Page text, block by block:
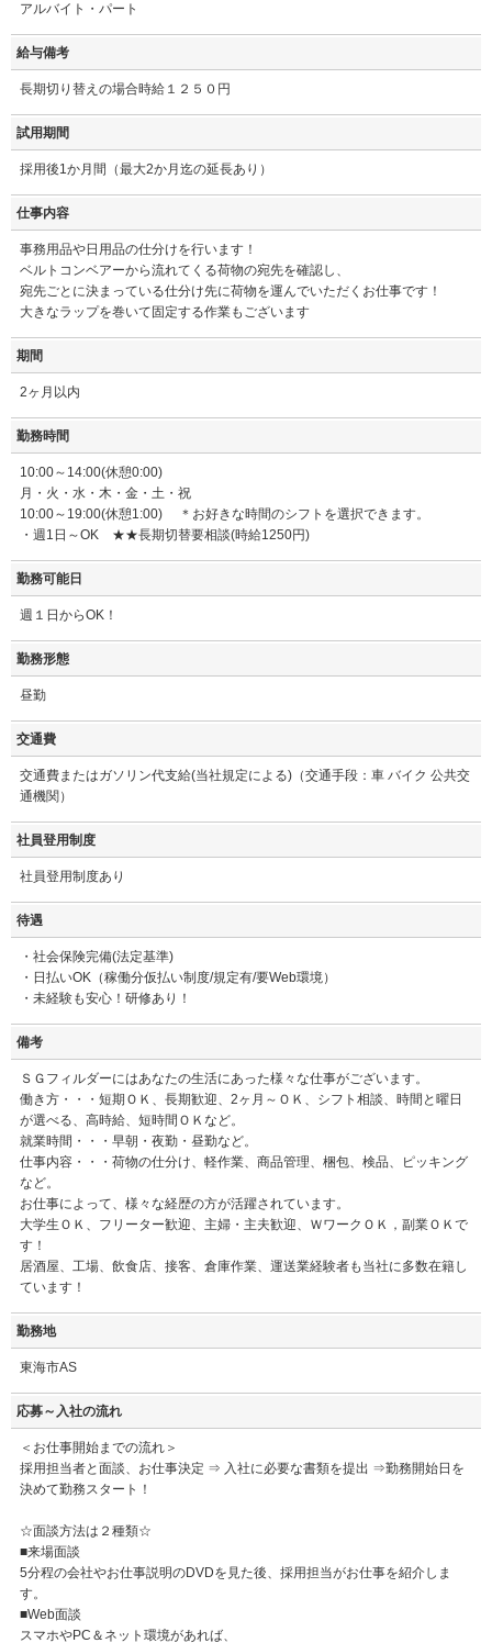
アルバイト・パート
給与備考
長期切り替えの場合時給１２５０円
試用期間
採用後1か月間（最大2か月迄の延長あり）
仕事内容
事務用品や日用品の仕分けを行います！
ベルトコンベアーから流れてくる荷物の宛先を確認し、
宛先ごとに決まっている仕分け先に荷物を運んでいただくお仕事です！
大きなラップを巻いて固定する作業もございます
期間
2ヶ月以内
勤務時間
10:00～14:00(休憩0:00)
月・火・水・木・金・土・祝
10:00～19:00(休憩1:00) ＊お好きな時間のシフトを選択できます。
・週1日～OK ★★長期切替要相談(時給1250円)
勤務可能日
週１日からOK！
勤務形態
昼勤
交通費
交通費またはガソリン代支給(当社規定による)（交通手段：車 バイク 公共交
通機関）
社員登用制度
社員登用制度あり
待遇
・社会保険完備(法定基準)
・日払いOK（稼働分仮払い制度/規定有/要Web環境）
・未経験も安心！研修あり！
備考
ＳＧフィルダーにはあなたの生活にあった様々な仕事がございます。
働き方・・・短期ＯＫ、長期歓迎、2ヶ月～ＯＫ、シフト相談、時間と曜日
が選べる、高時給、短時間ＯＫなど。
就業時間・・・早朝・夜勤・昼勤など。
仕事内容・・・荷物の仕分け、軽作業、商品管理、梱包、検品、ピッキング
など。
お仕事によって、様々な経歴の方が活躍されています。
大学生ＯＫ、フリーター歓迎、主婦・主夫歓迎、ＷワークＯＫ，副業ＯＫで
す！
居酒屋、工場、飲食店、接客、倉庫作業、運送業経験者も当社に多数在籍し
ています！
勤務地
東海市AS
応募～入社の流れ
＜お仕事開始までの流れ＞
採用担当者と面談、お仕事決定 ⇒ 入社に必要な書類を提出 ⇒勤務開始日を
決めて勤務スタート！
☆面談方法は２種類☆
■来場面談
5分程の会社やお仕事説明のDVDを見た後、採用担当がお仕事を紹介しま
す。
■Web面談
スマホやPC＆ネット環境があれば、